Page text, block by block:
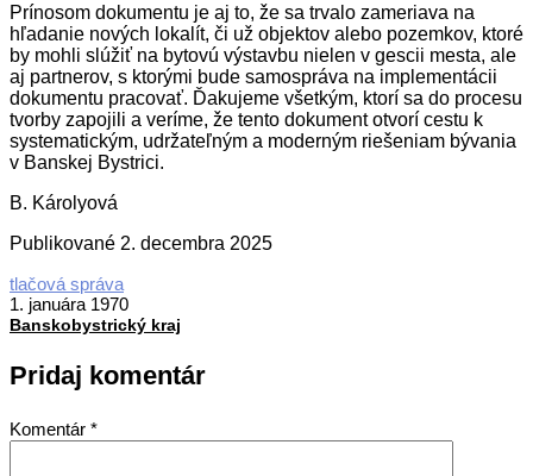
Prínosom dokumentu je aj to, že sa trvalo zameriava na
hľadanie nových lokalít, či už objektov alebo pozemkov, ktoré
by mohli slúžiť na bytovú výstavbu nielen v gescii mesta, ale
aj partnerov, s ktorými bude samospráva na implementácii
dokumentu pracovať. Ďakujeme všetkým, ktorí sa do procesu
tvorby zapojili a veríme, že tento dokument otvorí cestu k
systematickým, udržateľným a moderným riešeniam bývania
v Banskej Bystrici.
B. Károlyová
Publikované 2. decembra 2025
1970-
01-
01
tlačová správa
1. januára 1970
Banskobystrický kraj
Pridaj komentár
Komentár *